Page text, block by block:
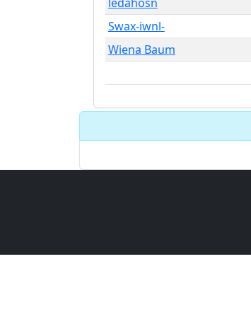
Swax-iwnl-
Wiena Baum